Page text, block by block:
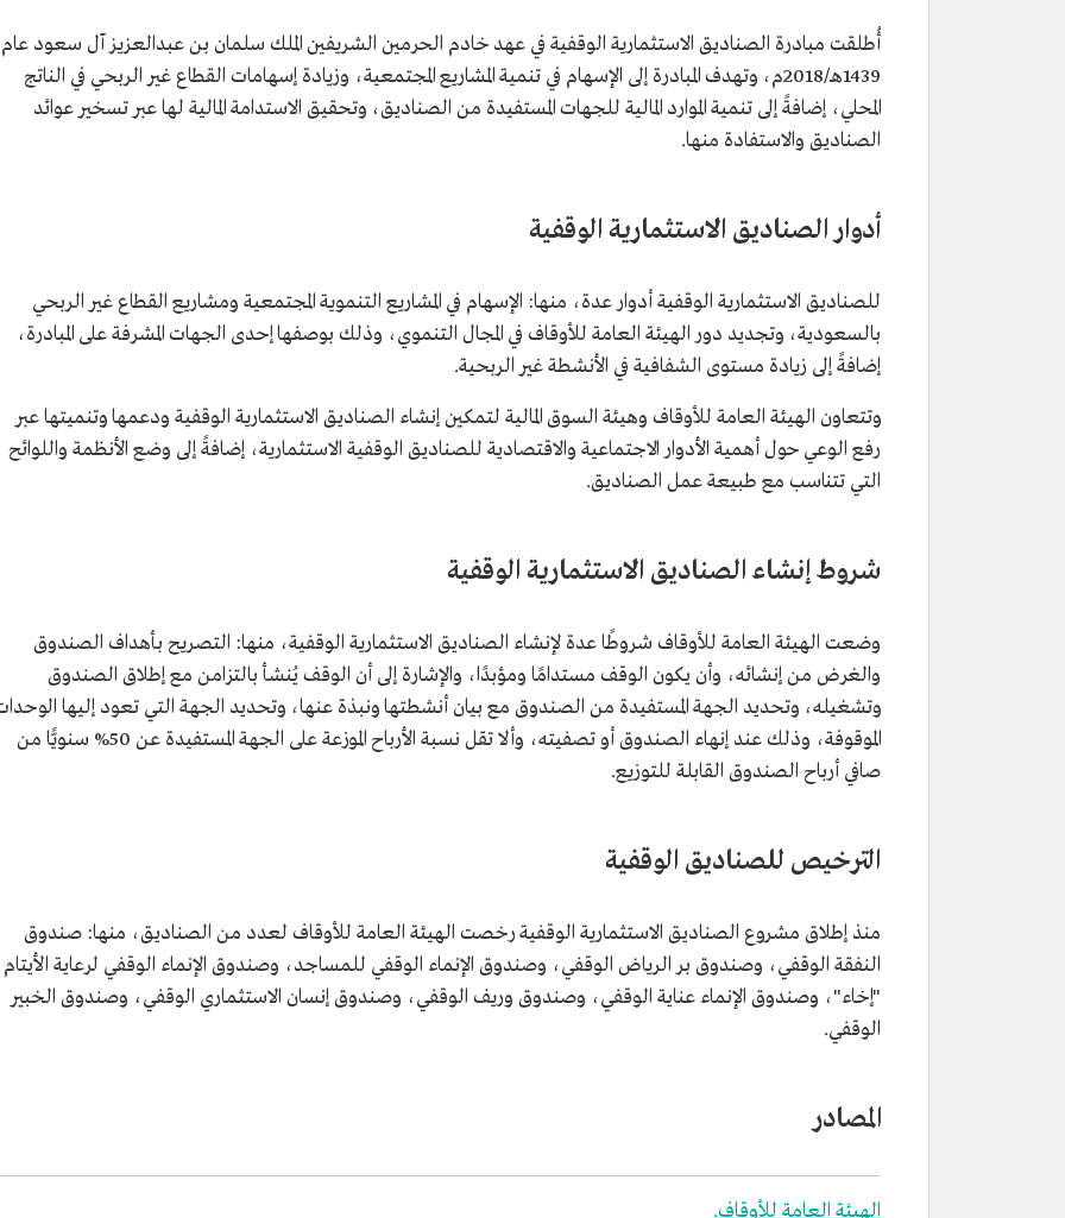
أُطلقت مبادرة الصناديق الاستثمارية الوقفية في عهد خادم الحرمين الشريفين الملك سلمان بن عبدالعزيز آل سعود عام
1439هـ/2018م، وتهدف المبادرة إلى الإسهام في تنمية المشاريع المجتمعية، وزيادة إسهامات القطاع غير الربحي في الناتج
المحلي، إضافةً إلى تنمية الموارد المالية للجهات المستفيدة من الصناديق، وتحقيق الاستدامة المالية لها عبر تسخير عوائد
الصناديق والاستفادة منها.
أدوار الصناديق الاستثمارية الوقفية
للصناديق الاستثمارية الوقفية أدوار عدة، منها: الإسهام في المشاريع التنموية المجتمعية ومشاريع القطاع غير الربحي
بالسعودية، وتجديد دور الهيئة العامة للأوقاف في المجال التنموي، وذلك بوصفها إحدى الجهات المشرفة على المبادرة،
إضافةً إلى زيادة مستوى الشفافية في الأنشطة غير الربحية.
وتتعاون الهيئة العامة للأوقاف وهيئة السوق المالية لتمكين إنشاء الصناديق الاستثمارية الوقفية ودعمها وتنميتها عبر
رفع الوعي حول أهمية الأدوار الاجتماعية والاقتصادية للصناديق الوقفية الاستثمارية، إضافةً إلى وضع الأنظمة واللوائح
التي تتناسب مع طبيعة عمل الصناديق.
شروط إنشاء الصناديق الاستثمارية الوقفية
وضعت الهيئة العامة للأوقاف شروطًا عدة لإنشاء الصناديق الاستثمارية الوقفية، منها: التصريح بأهداف الصندوق
والغرض من إنشائه، وأن يكون الوقف مستدامًا ومؤبدًا، والإشارة إلى أن الوقف يُنشأ بالتزامن مع إطلاق الصندوق
وتشغيله، وتحديد الجهة المستفيدة من الصندوق مع بيان أنشطتها ونبذة عنها، وتحديد الجهة التي تعود إليها
الموقوفة، وذلك عند إنهاء الصندوق أو تصفيته، وألا تقل نسبة الأرباح الموزعة على الجهة المستفيدة عن 50% سنويًّا من
صافي أرباح الصندوق القابلة للتوزيع.
الترخيص للصناديق الوقفية
منذ إطلاق مشروع الصناديق الاستثمارية الوقفية رخصت الهيئة العامة للأوقاف لعدد من الصناديق، منها: صندوق
النفقة الوقفي، وصندوق بر الرياض الوقفي، وصندوق الإنماء الوقفي للمساجد، وصندوق الإنماء الوقفي لرعاية الأيتام
"إخاء"، وصندوق الإنماء عناية الوقفي، وصندوق وريف الوقفي، وصندوق إنسان الاستثماري الوقفي، وصندوق الخبير
الوقفي.
المصادر
الهيئة العامة للأوقاف.